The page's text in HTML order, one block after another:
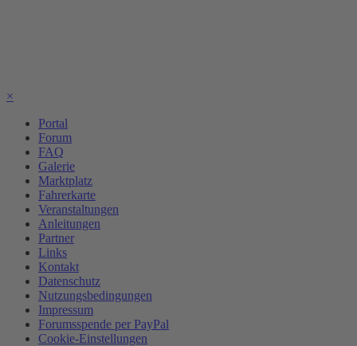
×
Portal
Forum
FAQ
Galerie
Marktplatz
Fahrerkarte
Veranstaltungen
Anleitungen
Partner
Links
Kontakt
Datenschutz
Nutzungsbedingungen
Impressum
Forumsspende per PayPal
Cookie-Einstellungen